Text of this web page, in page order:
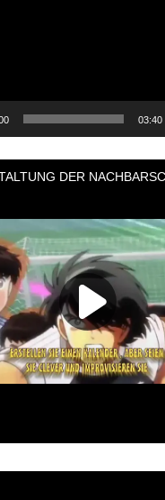
03:40